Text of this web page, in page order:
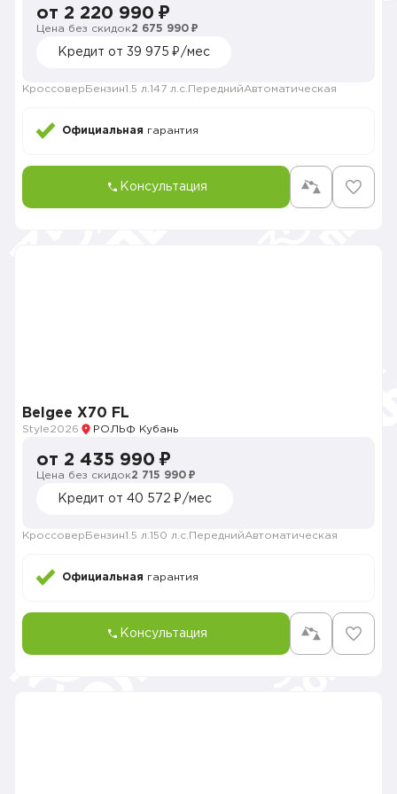
от 2 220 990 ₽
Цена без скидок2 675 990 ₽
Кредит от 39 975 ₽/мес
Кроссовер Бензин1.5 л. 147 л.с. ПереднийАвтоматическая
Официальная гарантия
Консультация
Belgee X70 FL
Style2026 РОЛЬФ Кубань
от 2 435 990 ₽
Цена без скидок2 715 990 ₽
Кредит от 40 572 ₽/мес
Кроссовер Бензин1.5 л. 150 л.с. ПереднийАвтоматическая
Официальная гарантия
Консультация